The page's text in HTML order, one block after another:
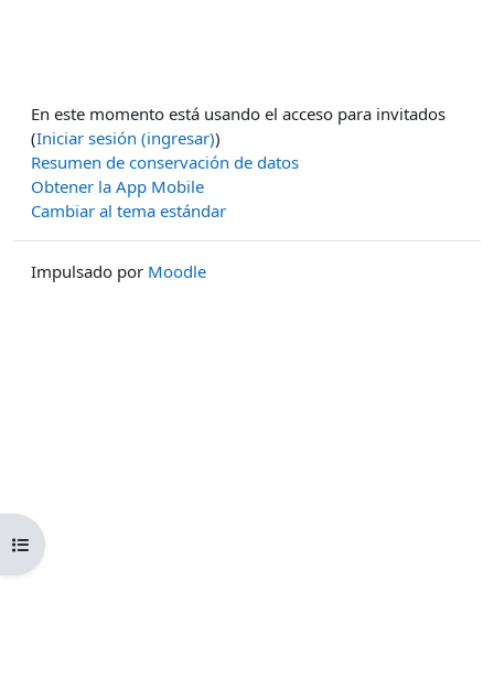
Abrir índice del curso
En este momento está usando el acceso para invitados
(Iniciar sesión (ingresar))
Resumen de conservación de datos
Obtener la App Mobile
Cambiar al tema estándar
Impulsado por Moodle